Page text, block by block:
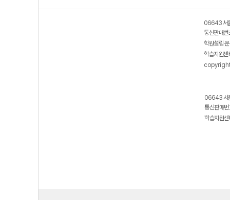
06643 서
통신판매
학원설립·
학습지원
06643 서
통신판매
학습지원